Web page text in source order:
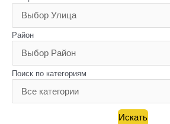
Район
Поиск по категориям